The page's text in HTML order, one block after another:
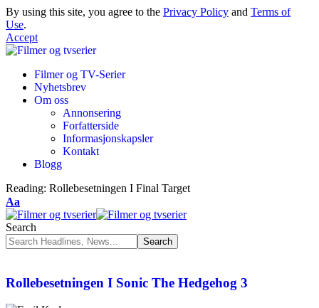
By using this site, you agree to the Privacy Policy and Terms of
Use.
Accept
Filmer og TV-Serier
Nyhetsbrev
Om oss
Annonsering
Forfatterside
Informasjonskapsler
Kontakt
Blogg
Reading: Rollebesetningen I Final Target
Aa
Search
Rollebesetningen I Sonic The Hedgehog 3